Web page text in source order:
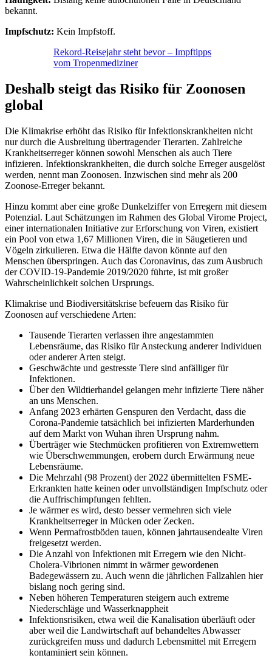
bekannt.
Impfschutz: Kein Impfstoff.
Rekord-Reisejahr steht bevor – Impftipps
vom Tropenmediziner
Deshalb steigt das Risiko für Zoonosen
global
Die Klimakrise erhöht das Risiko für Infektionskrankheiten nicht
nur durch die Ausbreitung übertragender Tierarten. Zahlreiche
Krankheitserreger können sowohl Menschen als auch Tiere
infizieren. Infektionskrankheiten, die durch solche Erreger ausgelöst
werden, nennt man Zoonosen. Inzwischen sind mehr als 200
Zoonose-Erreger bekannt.
Hinzu kommt aber eine große Dunkelziffer von Erregern mit diesem
Potenzial. Laut Schätzungen im Rahmen des Global Virome Project,
einer internationalen Initiative zur Erforschung von Viren, existiert
ein Pool von etwa 1,67 Millionen Viren, die in Säugetieren und
Vögeln zirkulieren. Etwa die Hälfte davon könnte auf den
Menschen überspringen. Auch das Coronavirus, das zum Ausbruch
der COVID-19-Pandemie 2019/2020 führte, ist mit großer
Wahrscheinlichkeit solchen Ursprungs.
Klimakrise und Biodiversitätskrise befeuern das Risiko für
Zoonosen auf verschiedene Arten:
Tausende Tierarten verlassen ihre angestammten
Lebensräume, das Risiko für Ansteckung anderer Individuen
oder anderer Arten steigt.
Geschwächte und gestresste Tiere sind anfälliger für
Infektionen.
Über den Wildtierhandel gelangen mehr infizierte Tiere näher
an uns Menschen.
Anfang 2023 erhärten Genspuren den Verdacht, dass die
Corona-Pandemie tatsächlich bei infizierten Marderhunden
auf dem Markt von Wuhan ihren Ursprung nahm.
Überträger wie Stechmücken profitieren von Extremwettern
wie Überschwemmungen, erobern durch Erwärmung neue
Lebensräume.
Die Mehrzahl (98 Prozent) der 2022 übermittelten FSME-
Erkrankten hatte keinen oder unvollständigen Impfschutz oder
die Auffrischimpfungen fehlten.
Je wärmer es wird, desto besser vermehren sich viele
Krankheitserreger in Mücken oder Zecken.
Wenn Permafrostböden tauen, können jahrtausendealte Viren
freigesetzt werden.
Die Anzahl von Infektionen mit Erregern wie den Nicht-
Cholera-Vibrionen nimmt in wärmer gewordenen
Badegewässern zu. Auch wenn die jährlichen Fallzahlen hier
bislang noch gering sind.
Neben höheren Temperaturen steigern auch extreme
Niederschläge und Wasserknappheit
Infektionsrisiken, etwa weil die Kanalisation überläuft oder
aber weil die Landwirtschaft auf behandeltes Abwasser
zurückgreifen muss und dadurch Lebensmittel mit Erregern
kontaminiert sein können.